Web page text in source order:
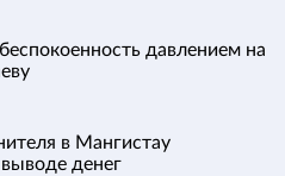
давлением на
в Мангистау
денег